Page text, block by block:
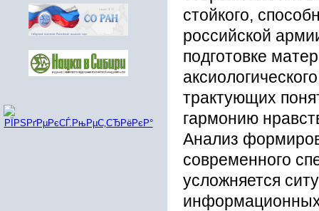
стойкого,
российской
подготовке
трактующих
гармонию
Анализ
современного
усложняется
информационных